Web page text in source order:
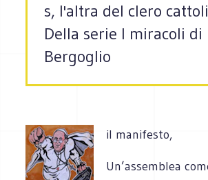
s, l'altra del clero
Della serie I miracoli di
Bergoglio
il manifesto,
Un’assemblea